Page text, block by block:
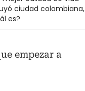
ciudad colombiana,
es?
empezar a